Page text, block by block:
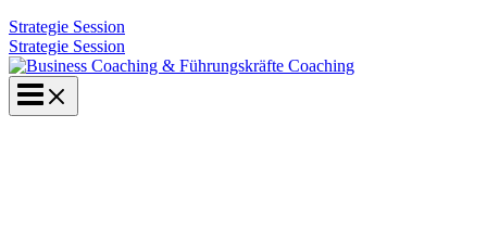
Strategie Session
Strategie Session